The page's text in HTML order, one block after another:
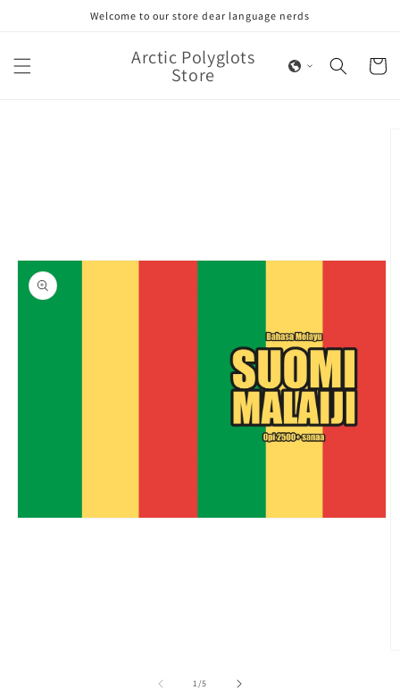
Welcome to our store dear language nerds
Arctic Polyglots
Store Cart
1/of
5